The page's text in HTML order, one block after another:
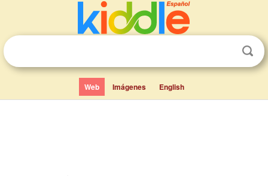
Web Imágenes English